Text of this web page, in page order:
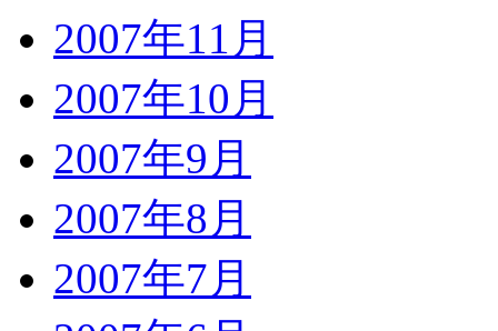
2007年11月
2007年10月
2007年9月
2007年8月
2007年7月